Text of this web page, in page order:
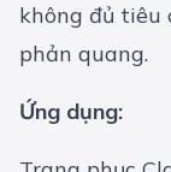
không đủ tiêu
phản quang.
Ứng dụng: